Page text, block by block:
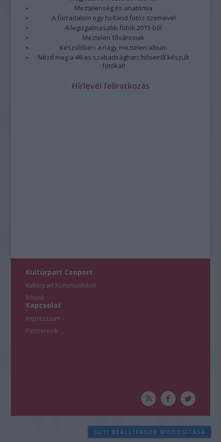
Meztelenség és anatómia
A forradalom egy holland fotós szemével
A legizgalmasabb fotók 2015-ből
Meztelen fővárosiak
Készülőben a nagy meztelen album
Nézd meg a 48-as szabadságharc hőseiről készült
fotókat!
Hírlevél feliratkozás
Kultúrpart Csoport
Kultúrpart Kommunikáció
Rólunk
Kapcsolat
Impresszum
Partnereink
SÜTI BEÁLLÍTÁSOK MÓDOSÍTÁSA